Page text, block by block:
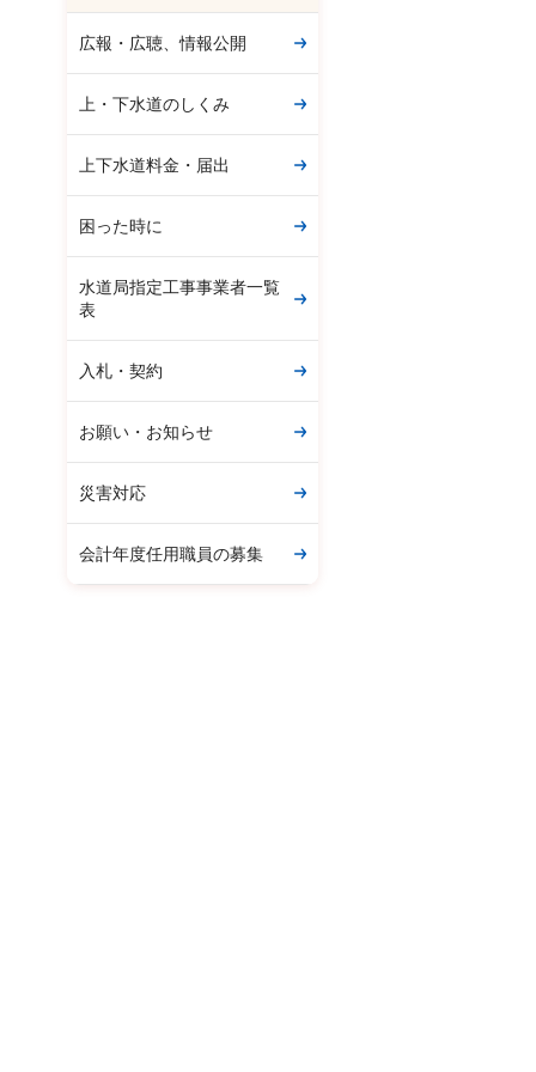
広報・広聴、情報公開
上・下水道のしくみ
上下水道料金・届出
困った時に
水道局指定工事事業者一覧
表
入札・契約
お願い・お知らせ
災害対応
会計年度任用職員の募集